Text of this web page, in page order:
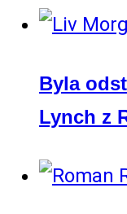
Byla
Lynch z